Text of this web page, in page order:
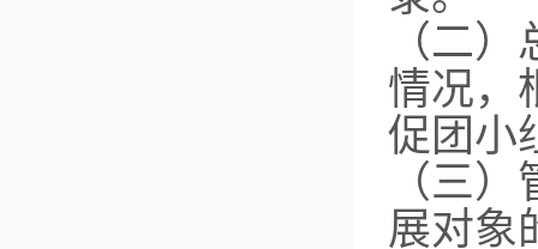
（二
情况，
促团小
（三
展对象